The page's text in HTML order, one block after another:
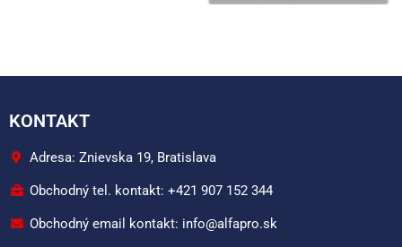
KONTAKT
Adresa: Znievska 19, Bratislava
Obchodný tel. kontakt: +421 907 152 344
Obchodný email kontakt: info@alfapro.sk